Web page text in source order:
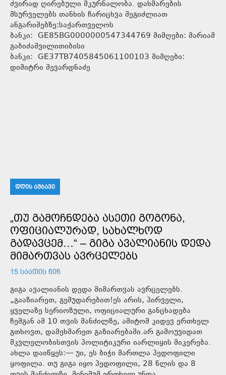
ძვირად ღირებული მკურნალობა. დახმარების
მსურველებს თანხის ჩარიცხვა შეგიძლიათ
ანგარიშებზე:საქართველოს
ბანკი: GE85BG0000000547344769 მიმღები: მარიამ
გაბიძაშვილითიბისი
ბანკი: GE37TB7405845061100103 მიმღები:
დიმიტრი შევარდნაძე
ᲓᲦᲘᲡ ᲐᲛᲑᲐᲕᲘ
„ᲗᲣ ᲒᲐᲛᲝᲩᲜᲓᲔᲑᲐ ᲐᲡᲔᲗᲘ ᲒᲝᲒᲝᲜᲐ,
ᲝᲤᲘᲪᲘᲐᲚᲣᲠᲐᲓ, ᲡᲐᲮᲐᲚᲮᲝᲓ
ᲒᲐᲓᲐᲕᲪᲔᲛ…“ – ᲒᲘᲒᲐ ᲐᲕᲐᲚᲘᲐᲜᲘᲡ ᲓᲔᲓᲐ
ᲛᲘᲛᲐᲠᲗᲕᲐᲡ ᲐᲕᲠᲪᲔᲚᲔᲑᲡ
15 ᲡᲐᲐᲗᲘᲡ ᲬᲘᲜ
გიგა ავალიანის დედა მიმართვას ავრცელებს.
„გააზიარეთ, გემუდარებით!ეს არის, პირველი,
ყველაზე სერიოზული, ოფიციალური განცხადება
ჩემგან ამ 10 თვის მანძილზე, ამიტომ კიდევ ერთხელ
გთხოვთ, დამეხმარეთ გაზიარებაში.არ გამოუვიდათ
მკვლელობისთვის პოლიტიკური იარლიყის მიკერება.
ახლა დაიწყეს:— უი, ეს ბიჭი მართლა პედოფილი
ყოფილა. თუ გიგა იყო პედოფილი, 28 წლის და 8